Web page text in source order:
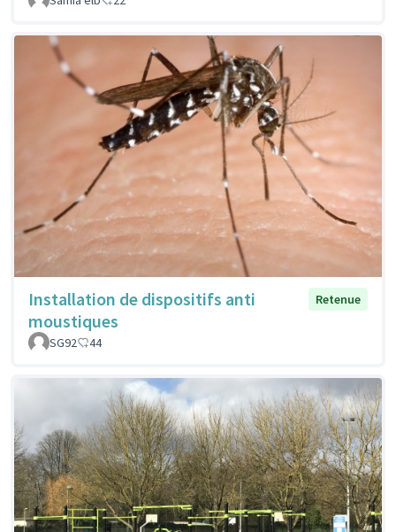
Installation de dispositifs anti
moustiques
Retenue
SG92 44